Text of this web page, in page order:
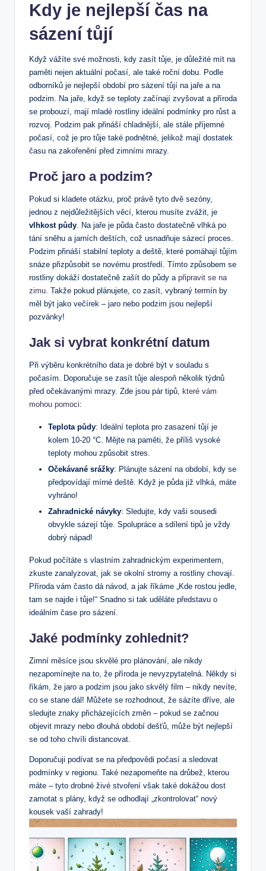
Kdy je nejlepší čas na
sázení tůjí
Když vážíte své možnosti, kdy zasít tůje, je důležité mít na
paměti nejen aktuální počasí, ale také roční dobu. Podle
odborníků je nejlepší období pro sázení tůjí na jaře a na
podzim. Na jaře, když se teploty začínají zvyšovat a příroda
se probouzí, mají mladé rostliny ideální podmínky pro růst a
rozvoj. Podzim pak přináší chladnější, ale stále příjemné
počasí, což je pro tůje také podnětné, jelikož mají dostatek
času na zakořenění před zimními mrazy.
Proč jaro a podzim?
Pokud si kladete otázku, proč právě tyto dvě sezóny,
jednou z nejdůležitějších věcí, kterou musíte zvážit, je
vlhkost půdy. Na jaře je půda často dostatečně vlhká po
tání sněhu a jarních deštích, což usnadňuje sázecí proces.
Podzim přináší stabilní teploty a deště, které pomáhají tůjím
snáze přizpůsobit se novému prostředí. Tímto způsobem se
rostliny dokáží dostatečně zašít do půdy a připravit se na
zimu. Takže pokud plánujete, co zasít, vybraný termín by
měl být jako večírek – jaro nebo podzim jsou nejlepší
pozvánky!
Jak si vybrat konkrétní datum
Při výběru konkrétního data je dobré být v souladu s
počasím. Doporučuje se zasít tůje alespoň několik týdnů
před očekávanými mrazy. Zde jsou pár tipů, které vám
mohou pomoci:
Teplota půdy: Ideální teplota pro zasazení tůjí je
kolem 10-20 °C. Mějte na paměti, že příliš vysoké
teploty mohou způsobit stres.
Očekávané srážky: Plánujte sázení na období, kdy se
předpovídají mírné deště. Když je půda již vlhká, máte
vyhráno!
Zahradnické návyky: Sledujte, kdy vaši sousedi
obvykle sázejí tůje. Spolupráce a sdílení tipů je vždy
dobrý nápad!
Pokud počítáte s vlastním zahradnickým experimentem,
zkuste zanalyzovat, jak se okolní stromy a rostliny chovají.
Příroda vám často dá návod, a jak říkáme „Kde rostou jedle,
tam se najde i tůje!“ Snadno si tak uděláte představu o
ideálním čase pro sázení.
Jaké podmínky zohlednit?
Zimní měsíce jsou skvělé pro plánování, ale nikdy
nezapomínejte na to, že příroda je nevyzpytatelná. Někdy si
říkám, že jaro a podzim jsou jako skvělý film – nikdy nevíte,
co se stane dál! Můžete se rozhodnout, že sázíte dříve, ale
sledujte znaky přicházejících změn – pokud se začnou
objevit mrazy nebo dlouhá období dešťů, může být nejlepší
se od toho chvíli distancovat.
Doporučuji podívat se na předpovědi počasí a sledovat
podmínky v regionu. Také nezapomeňte na drůbež, kterou
máte – tyto drobné živé stvoření však také dokážou dost
zamotat s plány, když se odhodlají „zkontrolovat“ nový
kousek vaší zahrady!